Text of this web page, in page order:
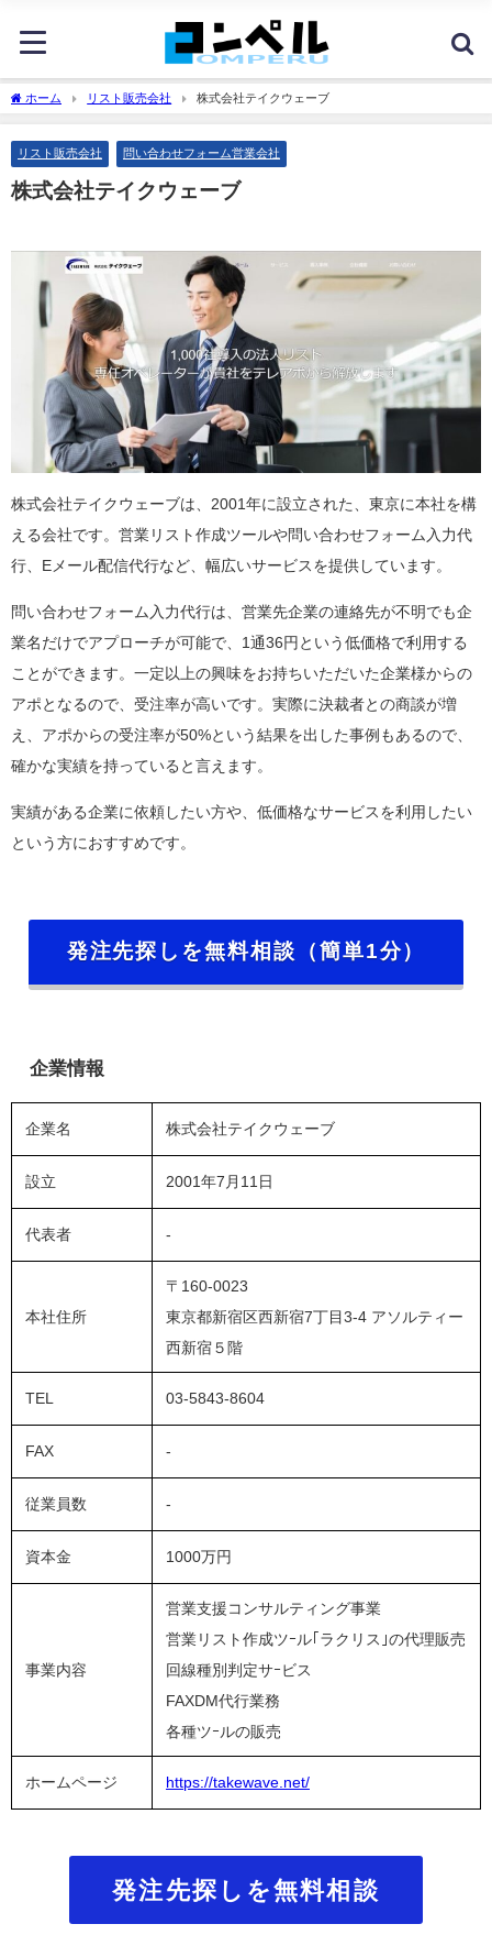
ホーム リスト販売会社 株式会社テイクウェーブ
リスト販売会社 問い合わせフォーム営業会社
株式会社テイクウェーブ
株式会社テイクウェーブは、2001年に設立された、東京に本社を構
える会社です。営業リスト作成ツールや問い合わせフォーム入力代
行、Eメール配信代行など、幅広いサービスを提供しています。
問い合わせフォーム入力代行は、営業先企業の連絡先が不明でも企
業名だけでアプローチが可能で、1通36円という低価格で利用する
ことができます。一定以上の興味をお持ちいただいた企業様からの
アポとなるので、受注率が高いです。実際に決裁者との商談が増
え、アポからの受注率が50%という結果を出した事例もあるので、
確かな実績を持っていると言えます。
実績がある企業に依頼したい方や、低価格なサービスを利用したい
という方におすすめです。
発注先探しを無料相談（簡単1分）
企業情報
企業名 株式会社テイクウェーブ
設立 2001年7月11日
代表者 -
本社住所
〒160-0023
東京都新宿区西新宿7丁目3-4 アソルティー
西新宿５階
TEL 03-5843-8604
FAX -
従業員数 -
資本金 1000万円
事業内容
営業支援コンサルティング事業
営業リスト作成ツｰル｢ラクリス｣の代理販売
回線種別判定サｰビス
FAXDM代行業務
各種ツｰルの販売
ホームページ https://takewave.net/
発注先探しを無料相談